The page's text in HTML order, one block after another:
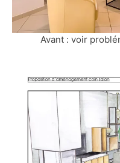
Avant : voir